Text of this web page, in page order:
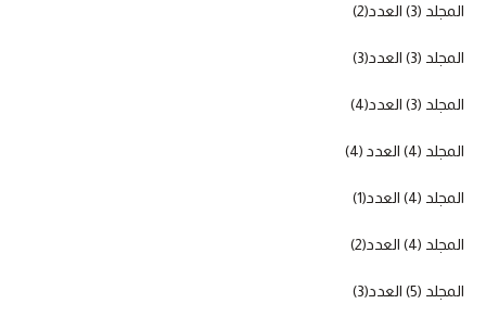
المجلد (3) العدد(2)
المجلد (3) العدد(3)
المجلد (3) العدد(4)
المجلد (4) العدد (4)
المجلد (4) العدد(1)
المجلد (4) العدد(2)
المجلد (5) العدد(3)